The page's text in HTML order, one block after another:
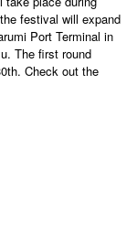
festival will expand
Port Terminal in
The first round
Check out the